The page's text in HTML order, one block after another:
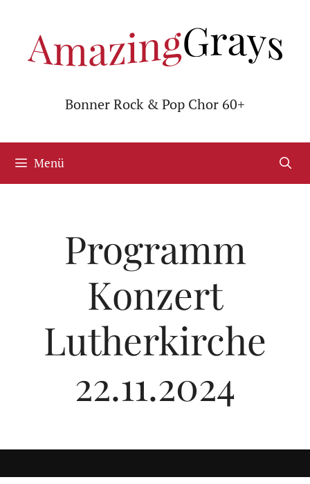
springen
Bonner Rock & Pop Chor 60+
Menü
Programm
Konzert
Lutherkirche
22.11.2024